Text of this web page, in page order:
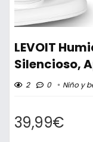
LEVOIT
Silencioso,
2 0 Niño y
39,99€